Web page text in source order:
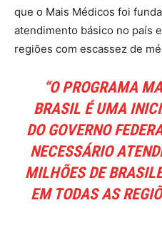
que o Mais Médicos foi
atendimento básico no país
regiões com escassez de
“O PROGRAMA
BRASIL É UMA
DO GOVERNO
NECESSÁRIO
MILHÕES DE
EM TODAS AS